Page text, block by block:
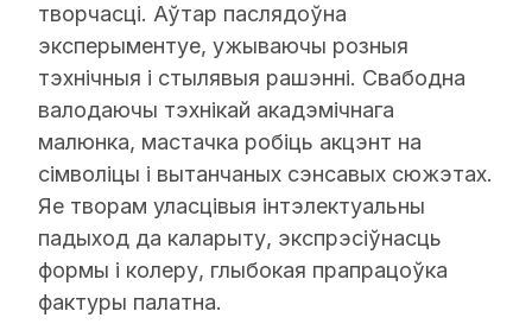
творчасці. Аўтар паслядоўна
эксперыментуе, ужываючы розныя
тэхнічныя і стылявыя рашэнні. Свабодна
валодаючы тэхнікай акадэмічнага
малюнка, мастачка робіць акцэнт на
сімволіцы і вытанчаных сэнсавых сюжэтах.
Яе творам уласцівыя інтэлектуальны
падыход да каларыту, экспрэсіўнасць
формы і колеру, глыбокая прапрацоўка
фактуры палатна.